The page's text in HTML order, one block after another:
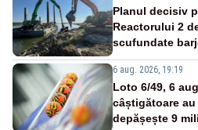
Planul decisiv
Reactorului 2
scufundate
6 aug. 2026, 19:19
Loto 6/49, 6
câștigătoare
depășește 9